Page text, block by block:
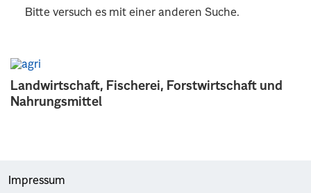
Landwirtschaft, Fischerei, Forstwirtschaft und
Nahrungsmittel
Bitte versuch es mit einer anderen Suche.
Impressum